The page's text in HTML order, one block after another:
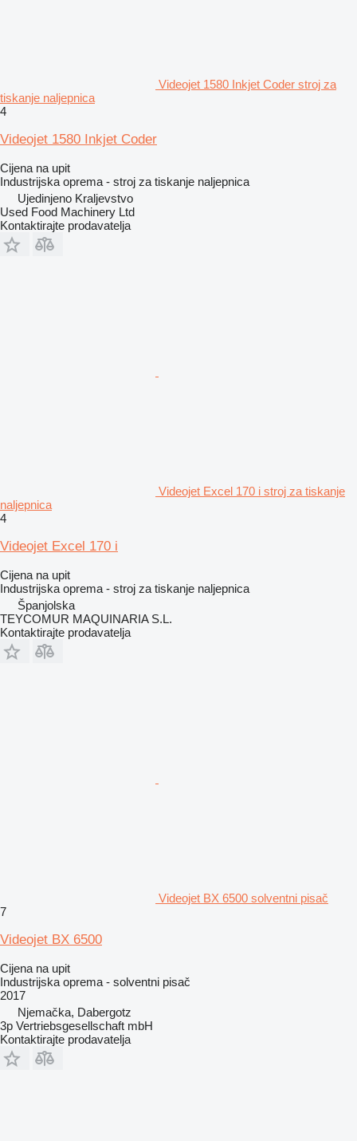
Videojet 1580 Inkjet Coder stroj za
tiskanje naljepnica
4
Videojet 1580 Inkjet Coder
Cijena na upit
Industrijska oprema - stroj za tiskanje naljepnica
Ujedinjeno Kraljevstvo
Used Food Machinery Ltd
Kontaktirajte prodavatelja
Videojet Excel 170 i stroj za tiskanje
naljepnica
4
Videojet Excel 170 i
Cijena na upit
Industrijska oprema - stroj za tiskanje naljepnica
Španjolska
TEYCOMUR MAQUINARIA S.L.
Kontaktirajte prodavatelja
Videojet BX 6500 solventni pisač
7
Videojet BX 6500
Cijena na upit
Industrijska oprema - solventni pisač
2017
Njemačka, Dabergotz
3p Vertriebsgesellschaft mbH
Kontaktirajte prodavatelja